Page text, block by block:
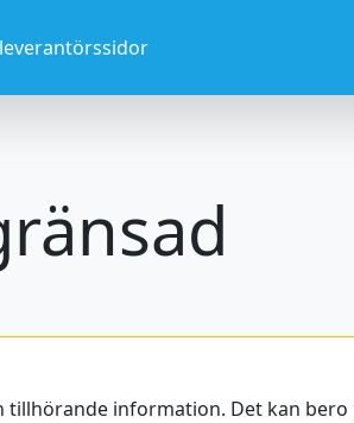
information. Det kan